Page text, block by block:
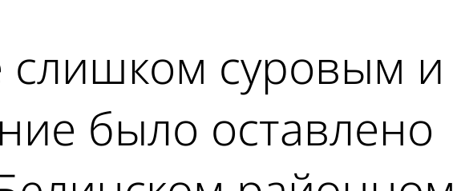
слишком суровым и
было оставлено